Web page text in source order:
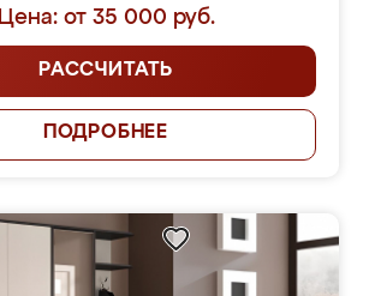
Цена: от 35 000 руб.
РАССЧИТАТЬ
ПОДРОБНЕЕ